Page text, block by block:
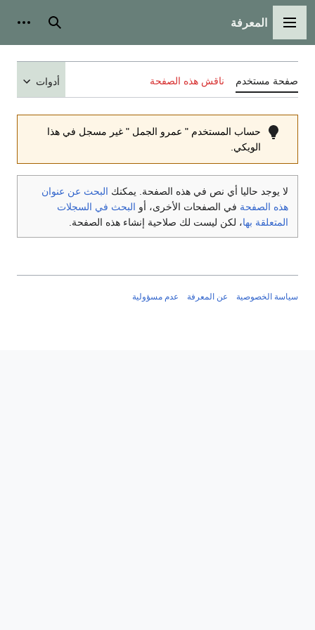
القائمة الرئيسية
المعرفة بحث
صفحة مستخدم ناقش هذه الصفحة أدوات
حساب المستخدم " عمرو الجمل " غير مسجل في هذا
الويكي.
لا يوجد حاليا أي نص في هذه الصفحة. يمكنك البحث عن عنوان
هذه الصفحة في الصفحات الأخرى، أو البحث في السجلات
المتعلقة بها، لكن ليست لك صلاحية إنشاء هذه الصفحة.
سياسة الخصوصية عن المعرفة عدم مسؤولية